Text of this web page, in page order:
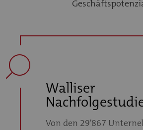
Walliser
Von den 29'867